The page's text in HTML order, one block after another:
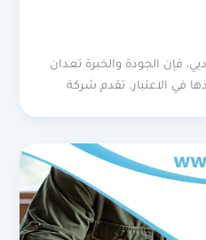
فإن الجودة والخبرة تعدان
في الاعتبار. تقدم شركة